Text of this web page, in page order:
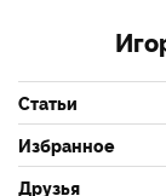
Статьи
Избранное
Друзья